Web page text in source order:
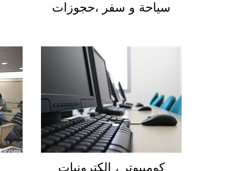
سياحة و سفر ،حجوزات
كومبيوتر ، إلكترونيات